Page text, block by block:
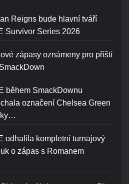
Reigns bude hlavní tváří
Survivor Series 2026
zápasy oznámeny pro příští
během SmackDownu
označení Chelsea Green
odhalila kompletní turnajový
o zápas s Romanem